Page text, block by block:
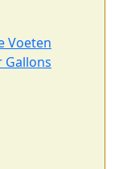
Voeten
Gallons